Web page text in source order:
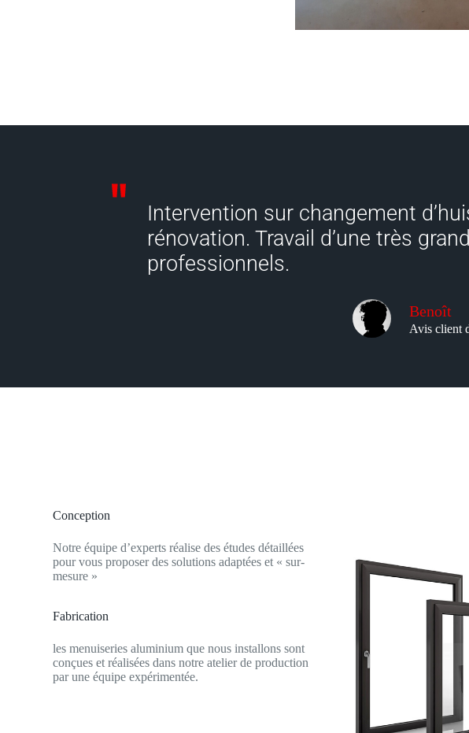
Intervention sur changement
rénovation. Travail d’une très
professionnels.
Benoît
Avis client
Conception
Notre équipe d’experts réalise des études détaillées
pour vous proposer des solutions adaptées et « sur-
mesure »
Fabrication
les menuiseries aluminium que nous installons sont
conçues et réalisées dans notre atelier de production
par une équipe expérimentée.